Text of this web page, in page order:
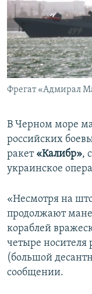
ПОБЕДИТЕЛЕЙ НЕ
ELIFBE
УКРАИНСКАЯ
ПРИСОЕДИНЯЙТЕСЬ!
Все сайты RFE/
Фрегат «Адмирал
В Черном море
российских
ракет «Калибр»,
украинское
«Несмотря на
продолжают
кораблей
четыре носителя
(большой
сообщении.